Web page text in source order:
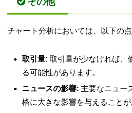
チャート分析においては、以下の
取引量: 取引量が少なければ、
る可能性があります。
ニュースの影響: 主要なニュー
格に大きな影響を与えることが